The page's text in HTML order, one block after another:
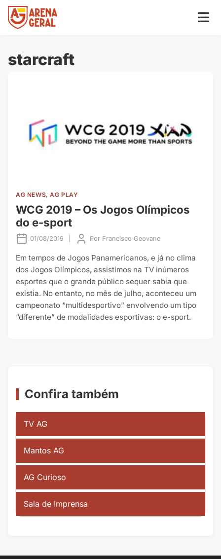
starcraft
AG NEWS, AG PLAY
WCG 2019 – Os Jogos Olímpicos
do e-sport
01/08/2019 Por Francisco Geovane
Em tempos de Jogos Panamericanos, e já no clima
dos Jogos Olímpicos, assistimos na TV inúmeros
esportes que o grande público sequer sabia que
existia. No entanto, no mês de julho, aconteceu um
campeonato “multidesportivo” envolvendo um tipo
“diferente” de modalidades esportivas: o e-sport.
Confira também
TV AG
Mantos AG
AG Curioso
Sala de Imprensa